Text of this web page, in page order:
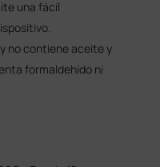
una fácil
no contiene aceite y
formaldehído ni